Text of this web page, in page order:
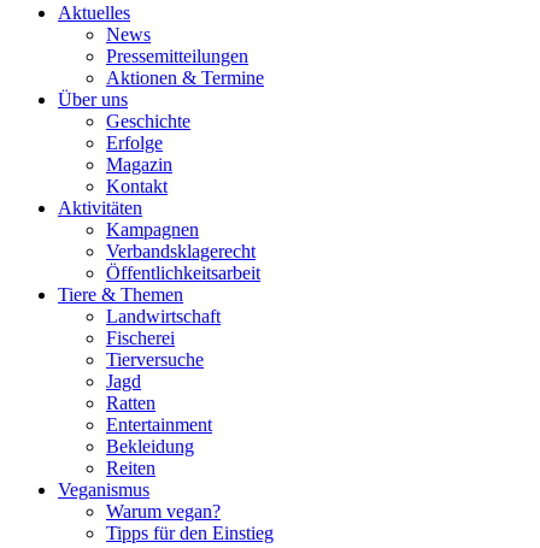
Aktuelles
News
Pressemitteilungen
Aktionen & Termine
Über uns
Geschichte
Erfolge
Magazin
Kontakt
Aktivitäten
Kampagnen
Verbandsklagerecht
Öffentlichkeitsarbeit
Tiere & Themen
Landwirtschaft
Fischerei
Tierversuche
Jagd
Ratten
Entertainment
Bekleidung
Reiten
Veganismus
Warum vegan?
Tipps für den Einstieg